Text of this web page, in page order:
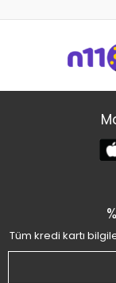
Tüm kredi kartı